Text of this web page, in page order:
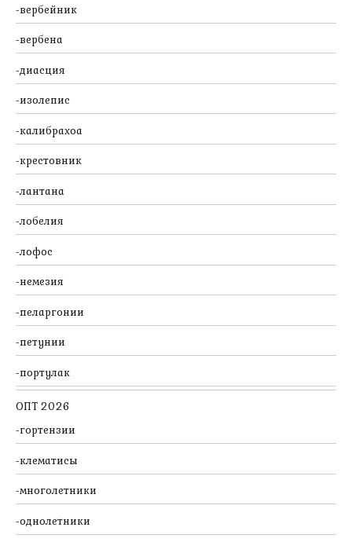
вербейник
вербена
диасция
изолепис
калибрахоа
крестовник
лантана
лобелия
лофос
немезия
пеларгонии
петунии
портулак
ОПТ 2026
гортензии
клематисы
многолетники
однолетники